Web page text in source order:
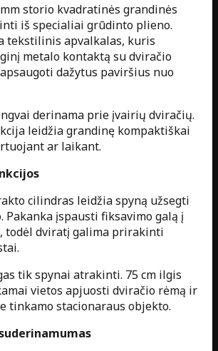
storio kvadratinės grandinės
iš specialiai grūdinto plieno.
tekstilinis apvalkalas, kuris
metalo kontaktą su dviračio
dažytus paviršius nuo
derinama prie įvairių dviračių.
leidžia grandinę kompaktiškai
ar laikant.
cilindras leidžia spyną užsegti
Pakanka įspausti fiksavimo galą į
todėl dviratį galima prirakinti
tik spynai atrakinti. 75 cm ilgis
vietos apjuosti dviračio rėmą ir
stacionaraus objekto.